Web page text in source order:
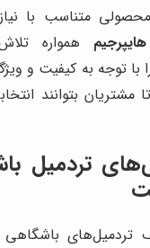
متناسب با
هایپرجیم همواره
با توجه به کیفیت و
مشتریان بتوانند
تردمیل
باشگاهی